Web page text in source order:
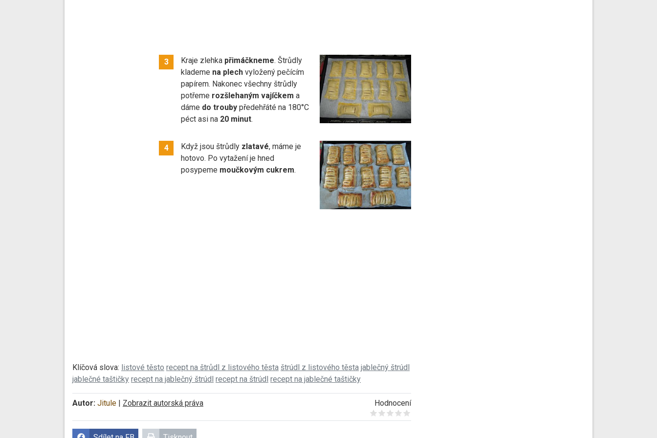
3 Kraje zlehka přimáčkneme. Štrůdly
klademe na plechvyložený pečícím
papírem. Nakonec všechny štrůdly
potřeme rozšlehaným vajíčkem a
dáme do troubypředehřáté na 180°C
péct asi na 20 minut.
4 Když jsou štrůdly zlatavé, máme je
hotovo. Po vytažení je hned
posypeme moučkovým cukrem.
Klíčová slova: listové těsto recept na štrůdl z listového těsta štrúdl z listového těsta jablečný štrúdl
jablečné taštičky recept na jablečný štrúdl recept na štrúdl recept na jablečné taštičky
Autor: Jitule Zobrazit autorská práva
Hodnocení
Give it 1/5
Give it 2/5
Give it 3/5
Give it 4/5
Give it 5/5